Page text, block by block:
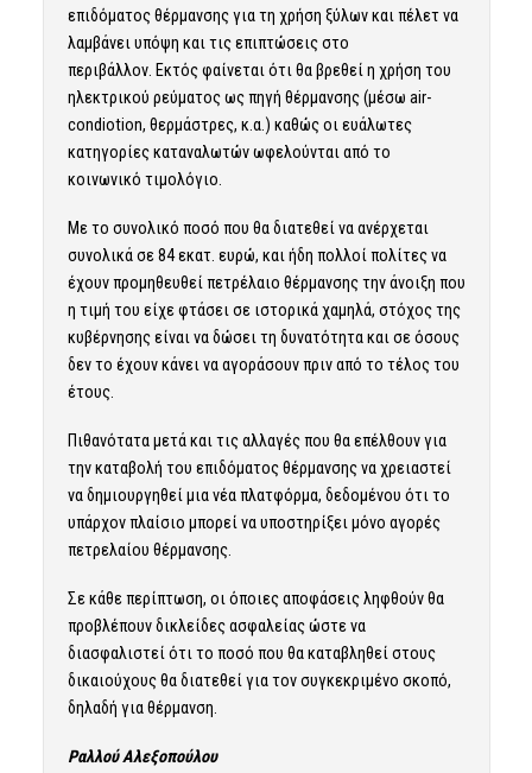
επιδόματος θέρμανσης για τη χρήση ξύλων και πέλετ να
λαμβάνει υπόψη και τις επιπτώσεις στο
περιβάλλον. Εκτός φαίνεται ότι θα βρεθεί η χρήση του
ηλεκτρικού ρεύματος ως πηγή θέρμανσης (μέσω air-
condiotion, θερμάστρες, κ.α.) καθώς οι ευάλωτες
κατηγορίες καταναλωτών ωφελούνται από το
κοινωνικό τιμολόγιο.
Με το συνολικό ποσό που θα διατεθεί να ανέρχεται
συνολικά σε 84 εκατ. ευρώ, και ήδη πολλοί πολίτες να
έχουν προμηθευθεί πετρέλαιο θέρμανσης την άνοιξη που
η τιμή του είχε φτάσει σε ιστορικά χαμηλά, στόχος της
κυβέρνησης είναι να δώσει τη δυνατότητα και σε όσους
δεν το έχουν κάνει να αγοράσουν πριν από το τέλος του
έτους.
Πιθανότατα μετά και τις αλλαγές που θα επέλθουν για
την καταβολή του επιδόματος θέρμανσης να χρειαστεί
να δημιουργηθεί μια νέα πλατφόρμα, δεδομένου ότι το
υπάρχον πλαίσιο μπορεί να υποστηρίξει μόνο αγορές
πετρελαίου θέρμανσης.
Σε κάθε περίπτωση, οι όποιες αποφάσεις ληφθούν θα
προβλέπουν δικλείδες ασφαλείας ώστε να
διασφαλιστεί ότι το ποσό που θα καταβληθεί στους
δικαιούχους θα διατεθεί για τον συγκεκριμένο σκοπό,
δηλαδή για θέρμανση.
Ραλλού Αλεξοπούλου